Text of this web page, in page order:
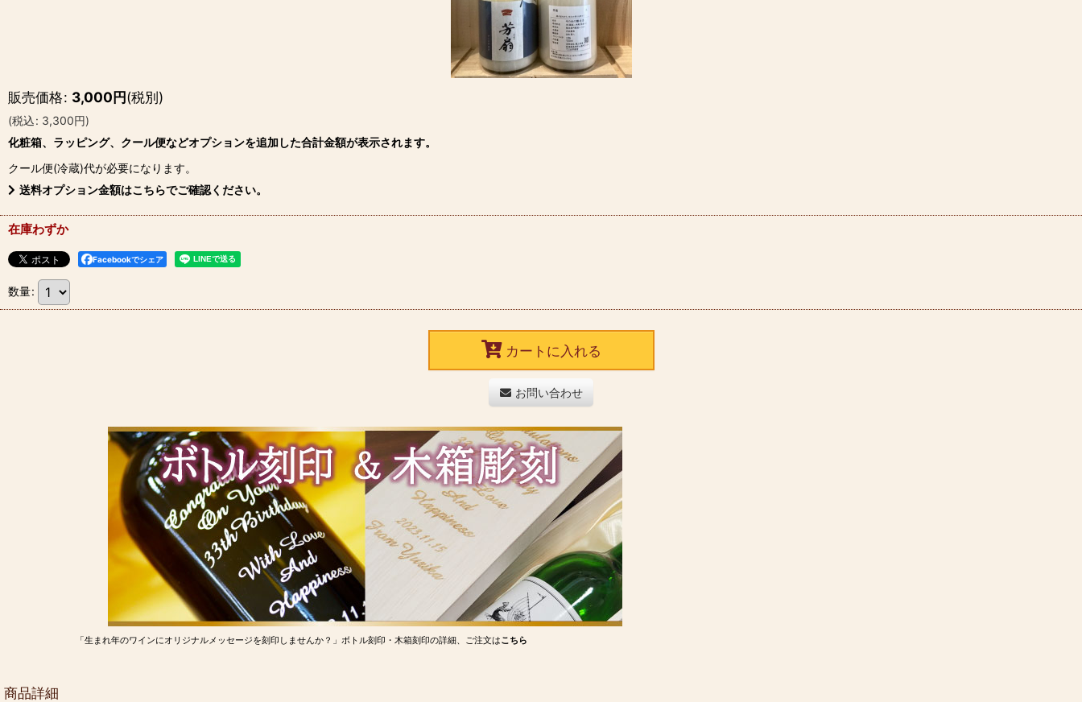
販売価格: 3,000円(税別)
(税込: 3,300円)
化粧箱、ラッピング、クール便などオプションを追加した合計金額が表示されます。
クール便(冷蔵)代が必要になります。
送料オプション金額はこちらでご確認ください。
在庫わずか
Facebookでシェア
数量:
カートに入れる
お問い合わせ
「生まれ年のワインにオリジナルメッセージを刻印しませんか？」ボトル刻印・木箱刻印の詳細、ご注文はこちら
商品詳細